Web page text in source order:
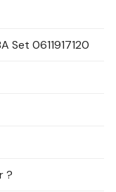
Set 0611917120
?